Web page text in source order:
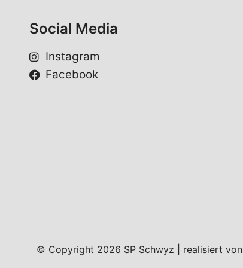
Social Media
Instagram
Facebook
© Copyright 2026 SP Schwyz | realisiert von